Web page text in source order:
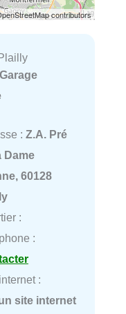
contributors
Garage
: Z.A. Pré
Dame
60128
:
:
:
site internet